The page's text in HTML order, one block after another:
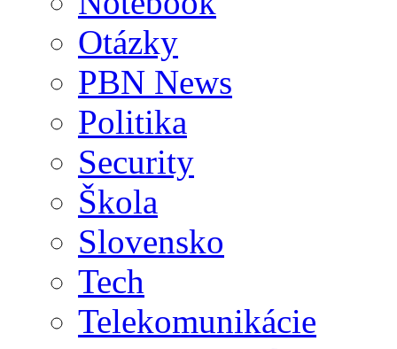
Otázky
PBN News
Politika
Security
Škola
Slovensko
Tech
Telekomunikácie